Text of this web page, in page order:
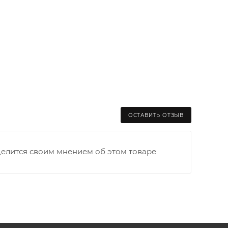
ОСТАВИТЬ ОТЗЫВ
своим мнением об этом товаре